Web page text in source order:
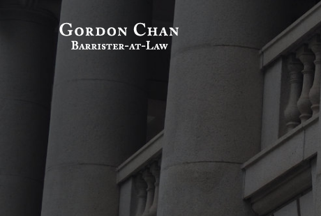
陳偉志大律師
大律師